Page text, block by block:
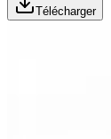
Télécharger